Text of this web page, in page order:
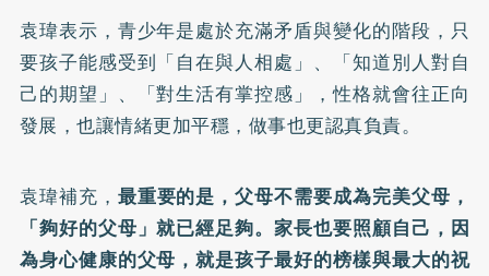
袁瑋表示，青少年是處於充滿矛盾與變化的階段，只
要孩子能感受到「自在與人相處」、「知道別人對自
己的期望」、「對生活有掌控感」，性格就會往正向
發展，也讓情緒更加平穩，做事也更認真負責。
袁瑋補充， 最重要的是，父母不需要成為完美父母，
「夠好的父母」就已經足夠。家長也要照顧自己，因
為身心健康的父母，就是孩子最好的榜樣與最大的祝